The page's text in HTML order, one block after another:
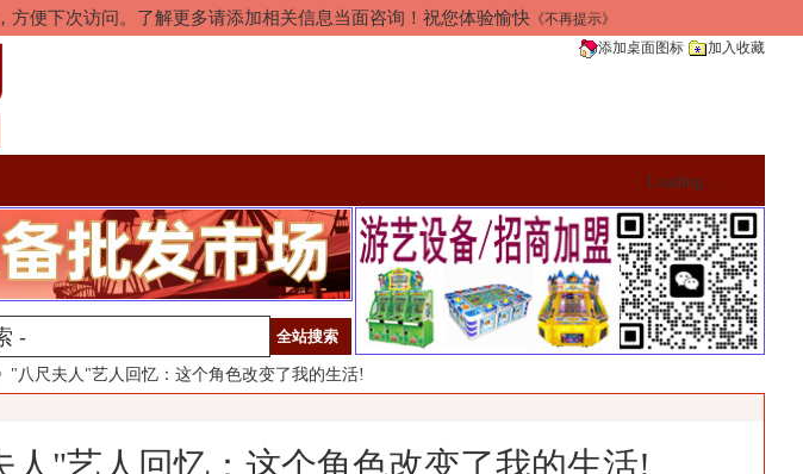
便下次访问。了解更多请添加相关信息当面咨询！祝您体验愉快《不再提示》
添加桌面图标
加入收藏
Loading...
"八尺夫人"艺人回忆：这个角色改变了我的生活!
人"艺人回忆：这个角色改变了我的生活!